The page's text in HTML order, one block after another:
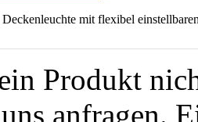
Deckenleuchte mit flexibel
Produkt
uns anfragen.